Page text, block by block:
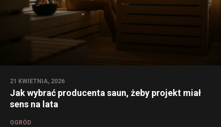
21 KWIETNIA, 2026
Jak wybrać producenta saun, żeby projekt miał
sens na lata
OGRÓD